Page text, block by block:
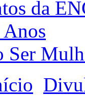
da
Ser